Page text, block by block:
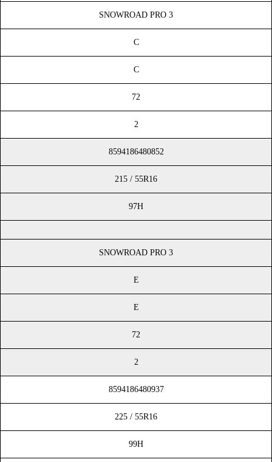
SNOWROAD PRO 3
C
C
72
2
8594186480852
215 / 55R16
97H
SNOWROAD PRO 3
E
E
72
2
8594186480937
225 / 55R16
99H